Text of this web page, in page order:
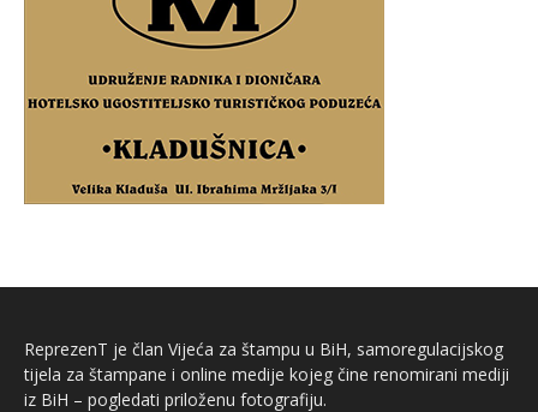
ReprezenT je član Vijeća za štampu u BiH, samoregulacijskog
tijela za štampane i online medije kojeg čine renomirani mediji
iz BiH – pogledati priloženu fotografiju.